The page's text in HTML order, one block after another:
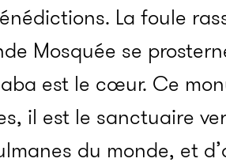
La foule
Mosquée se
est le cœur. Ce
il est le sanctuaire
du monde, et